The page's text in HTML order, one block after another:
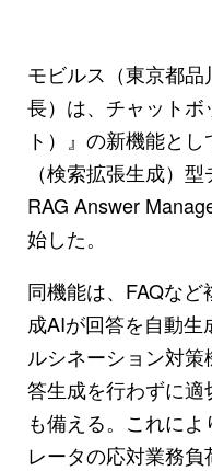
モビルス（東京都
長）は、チャットボ
ト）』の新機能と
（検索拡張生成）
RAG Answer
始した。
同機能は、FAQな
成AIが回答を自動
ルシネーション対
答生成を行わずに
も備える。これに
レータの応対業務